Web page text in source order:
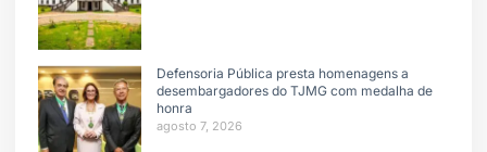
Defensoria Pública presta homenagens a
desembargadores do TJMG com medalha de
honra
agosto 7, 2026